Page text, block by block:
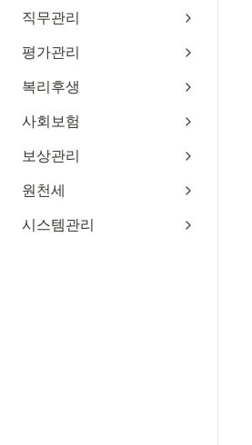
직무관리
평가관리
복리후생
사회보험
보상관리
원천세
시스템관리